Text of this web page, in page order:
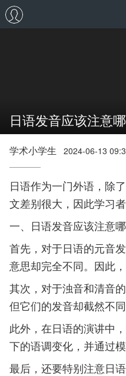
日语发音应该注意
学术小学生 2024-06-13
日语作为一门外语，除
文差别很大，因此学习
一、日语发音应该注意
首先，对于日语的元音
意思却完全不同。因此
其次，对于浊音和清音
但它们的发音却截然不
此外，在日语的演讲中
下的语调变化，并通过
最后，还要特别注意日